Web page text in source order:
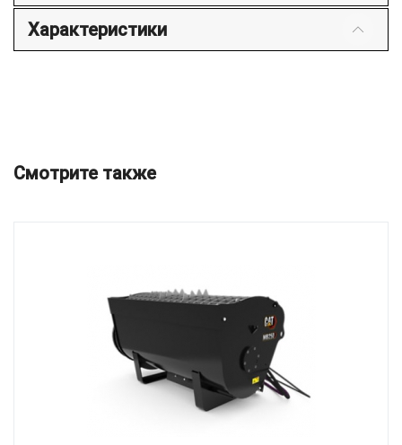
Характеристики
Смотрите также